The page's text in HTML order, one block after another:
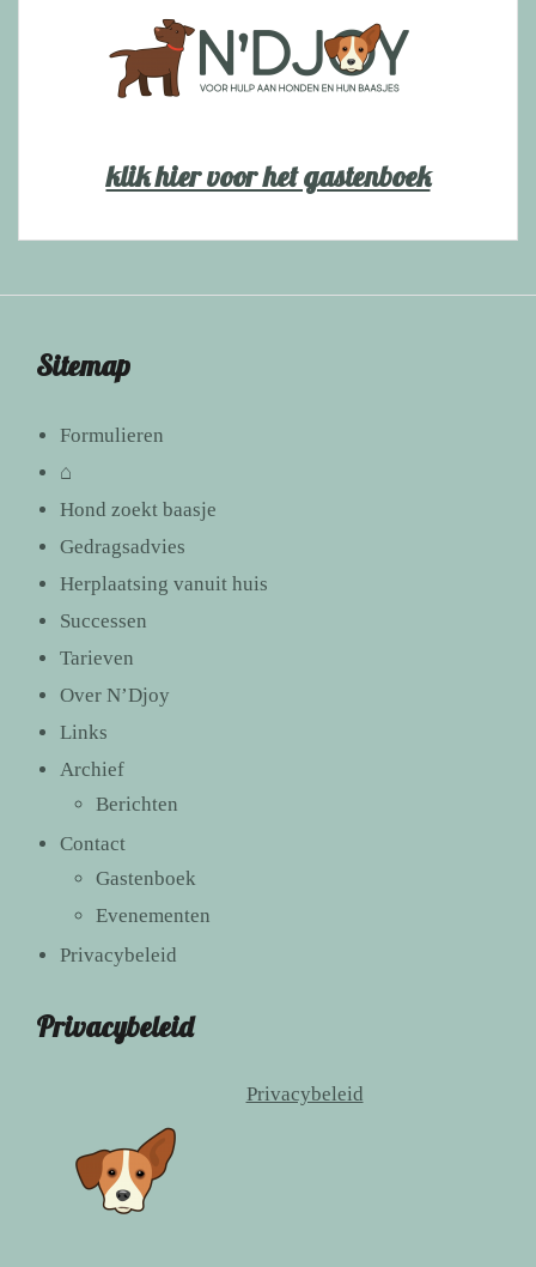
klik hier voor het gastenboek
Sitemap
Formulieren
⌂
Hond zoekt baasje
Gedragsadvies
Herplaatsing vanuit huis
Successen
Tarieven
Over N’Djoy
Links
Archief
Berichten
Contact
Gastenboek
Evenementen
Privacybeleid
Privacybeleid
Privacybeleid